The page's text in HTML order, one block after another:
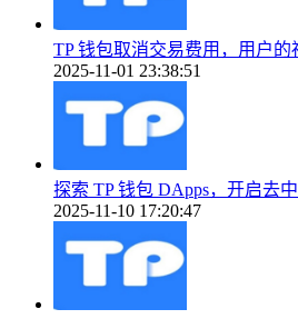
TP 钱包取消交易费用，用户的
2025-11-01 23:38:51
探索 TP 钱包 DApps，开启去
2025-11-10 17:20:47